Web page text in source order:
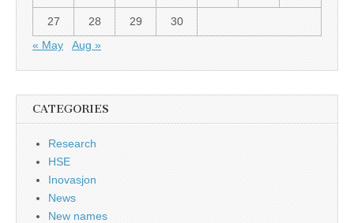
27 28 29
30
« May
Aug »
CATEGORIES
Research
HSE
Inovasjon
News
New names